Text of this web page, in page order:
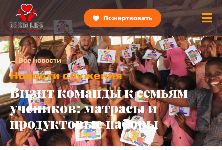
Пожертвовать
← Все новости
Новости служения
Визит команды к семьям
учеников: матрасы и
продуктовые наборы